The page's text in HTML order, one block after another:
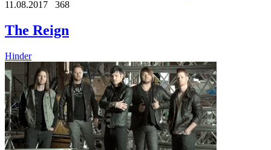
11.08.2017
368
The Reign
Hinder